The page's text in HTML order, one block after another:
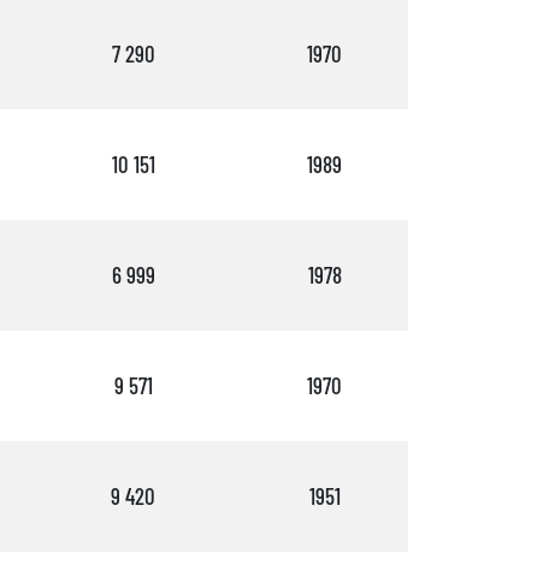
7 290 1970
10 151 1989
6 999 1978
9 571 1970
9 420 1951